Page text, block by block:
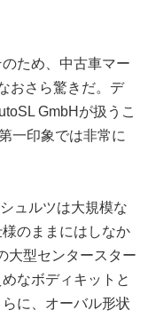
ため、中古車マー
おさら驚きだ。デ
GmbHが扱うこ
一印象では非常に
ュルツは大規模な
のままにはしなか
大型センタースター
なボディキットと
に、オーバル形状